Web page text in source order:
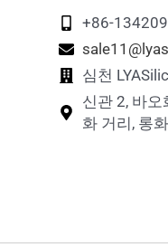
+86-
심천
신관 2, 바오
화 거리, 롱